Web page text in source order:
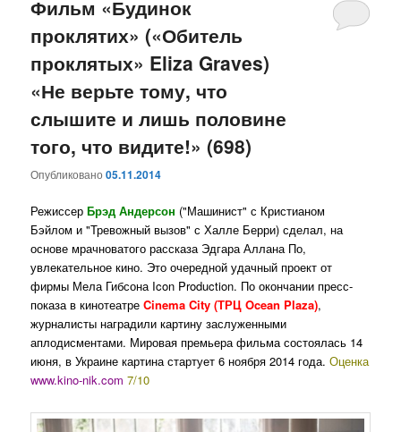
Фильм «Будинок
проклятих» («Обитель
проклятых» Eliza Graves)
«Не верьте тому, что
слышите и лишь половине
того, что видите!» (698)
Опубликовано05.11.2014
Режиссер Брэд Андерсон ("Машинист" с Кристианом
Бэйлом и "Тревожный вызов" с Халле Берри) сделал, на
основе мрачноватого рассказа Эдгара Аллана По,
увлекательное кино. Это очередной удачный проект от
фирмы Мела Гибсона Icon Production. По окончании пресс-
показа в кинотеатреCinema City (ТРЦ Ocean Plaza),
журналисты наградили картину заслуженными
аплодисментами. Мировая премьера фильма состоялась 14
июня, в Украине картина стартует 6 ноября 2014 года. Оценка
www.kino-nik.com7/10